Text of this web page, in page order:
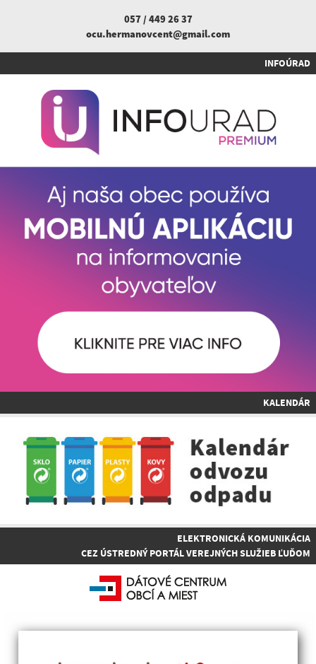
057 / 449 26 37
ocu.hermanovcent@gmail.com
INFOÚRAD
KALENDÁR
ELEKTRONICKÁ KOMUNIKÁCIA
CEZ ÚSTREDNÝ PORTÁL VEREJNÝCH SLUŽIEB ĽUĎOM